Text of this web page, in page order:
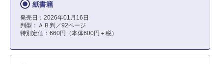
紙書籍
発売日：2026年01月16日
判型：ＡＢ判／92ページ
特別定価：660円（本体600円＋税）